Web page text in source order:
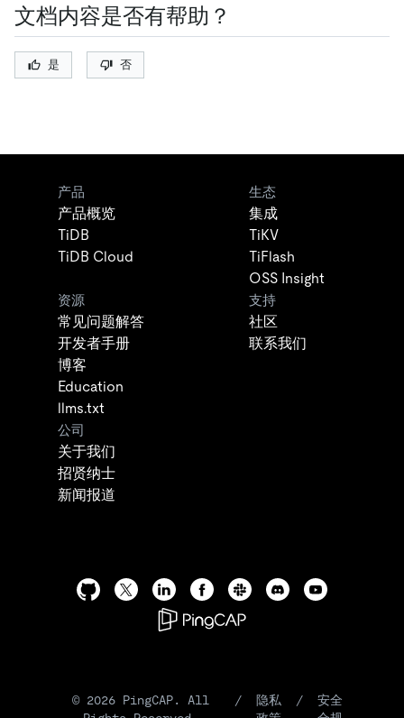
文档内容是否有帮助？
是 否
产品
产品概览
TiDB
TiDB Cloud
生态
集成
TiKV
TiFlash
OSS Insight
资源
常见问题解答
开发者手册
博客
Education
llms.txt
支持
社区
联系我们
公司
关于我们
招贤纳士
新闻报道
© 2026 PingCAP. All
/
隐私
/
安全